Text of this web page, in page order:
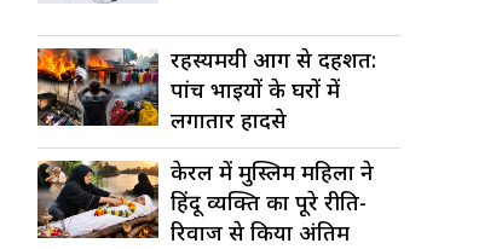
रहस्यमयी आग से दहशत:
पांच भाइयों के घरों में
लगातार हादसे
केरल में मुस्लिम महिला ने
हिंदू व्यक्ति का पूरे रीति-
रिवाज से किया अंतिम